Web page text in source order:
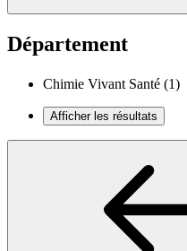
Département
Chimie Vivant Santé (1)
Afficher les résultats